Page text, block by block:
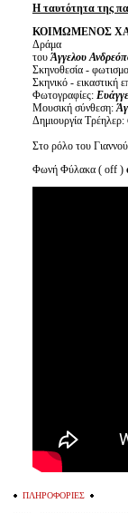
Η ταυτότητα της
ΚΟΙΜΩΜΕΝΟΣ
Δράμα
τουΆγγελου
Σκηνοθεσία -
Σκηνικό - εικαστική
Φωτογραφίες:
Μουσική σύνθεση:
Δημιουργία Τρέηλερ:
Στο ρόλο του
Φωνή Φύλακα ( οff )
ΠΛΗΡΟΦΟΡΙΕΣ